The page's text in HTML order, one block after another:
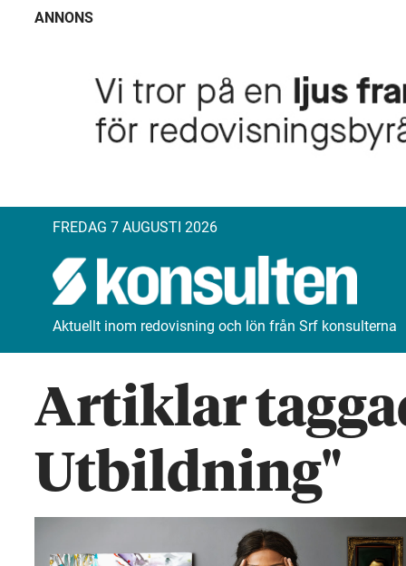
ANNONS
FREDAG 7 AUGUSTI 2026
Aktuellt inom redovisning och lön från Srf konsulterna
Artiklar
Utbildning"